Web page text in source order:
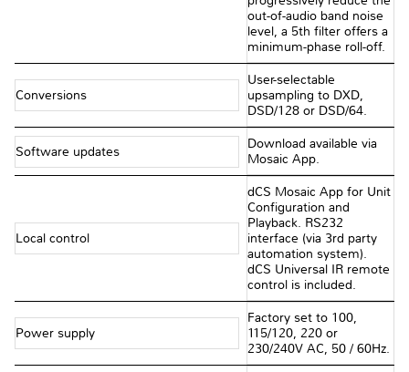
out-of-audio band noise
level, a 5th filter offers a
minimum-phase roll-off.
Conversions
User-selectable
upsampling to DXD,
DSD/128 or DSD/64.
Software updates
Download available via
Mosaic App.
Local control
dCS Mosaic App for Unit
Configuration and
Playback. RS232
interface (via 3rd party
automation system).
dCS Universal IR remote
control is included.
Power supply
Factory set to 100,
115/120, 220 or
230/240V AC, 50 / 60Hz.